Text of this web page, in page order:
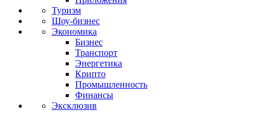
Туризм
Шоу-бизнес
Экономика
Бизнес
Транспорт
Энергетика
Крипто
Промышленность
Финансы
Эксклюзив